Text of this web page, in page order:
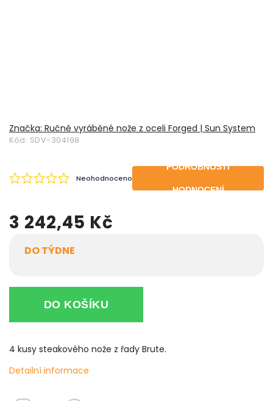
Značka: Ručně vyráběné nože z oceli Forged | Sun System
Kód: SDV-304198
Neohodnoceno
PODROBNOSTI
HODNOCENÍ
3 242,45 Kč
DO TÝDNE
DO KOŠÍKU
4 kusy steakového nože z řady Brute.
Detailní informace